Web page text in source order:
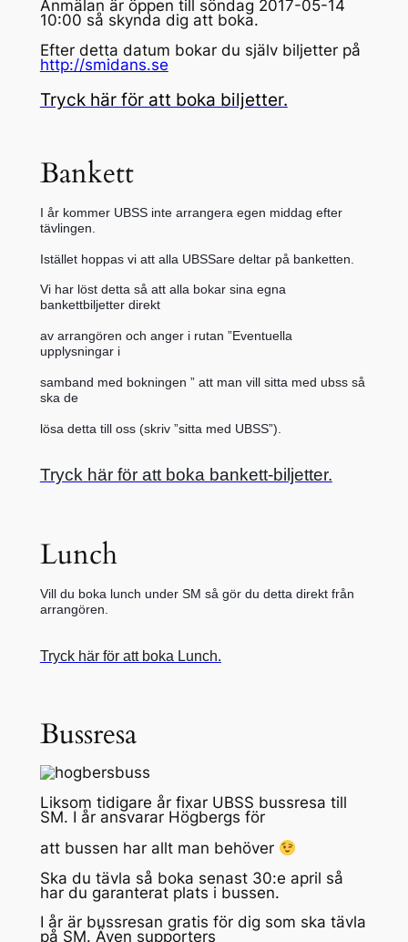
Anmälan är öppen till söndag 2017-05-14
10:00 så skynda dig att boka.
Efter detta datum bokar du själv biljetter på
http://smidans.se
Tryck här för att boka biljetter.
Bankett
I år kommer UBSS inte arrangera egen middag efter
tävlingen.
Istället hoppas vi att alla UBSSare deltar på banketten.
Vi har löst detta så att alla bokar sina egna
bankettbiljetter direkt
av arrangören och anger i rutan ”Eventuella
upplysningar i
samband med bokningen ” att man vill sitta med ubss så
ska de
lösa detta till oss (skriv ”sitta med UBSS”).
Tryck här för att boka bankett-biljetter.
Lunch
Vill du boka lunch under SM så gör du detta direkt från
arrangören.
Tryck här för att boka Lunch.
Bussresa
Liksom tidigare år fixar UBSS bussresa till
SM. I år ansvarar Högbergs för
att bussen har allt man behöver
Ska du tävla så boka senast 30:e april så
har du garanterat plats i bussen.
I år är bussresan gratis för dig som ska tävla
på SM. Även supporters